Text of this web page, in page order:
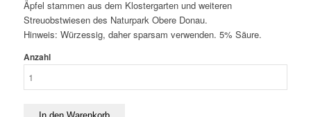
Äpfel stammen aus dem Klostergarten und weiteren
Streuobstwiesen des Naturpark Obere Donau.
Hinweis: Würzessig, daher sparsam verwenden. 5% Säure.
Anzahl